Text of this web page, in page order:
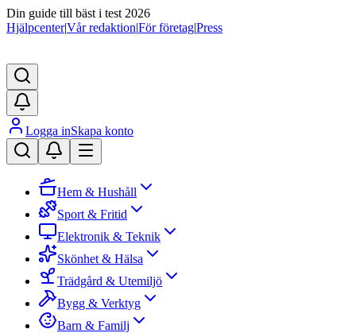
Din guide till bäst i test 2026
Hjälpcenter|Vår redaktion|För företag|Press
Logga inSkapa konto
Hem & Hushåll
Sport & Fritid
Elektronik & Teknik
Skönhet & Hälsa
Trädgård & Utemiljö
Bygg & Verktyg
Barn & Familj